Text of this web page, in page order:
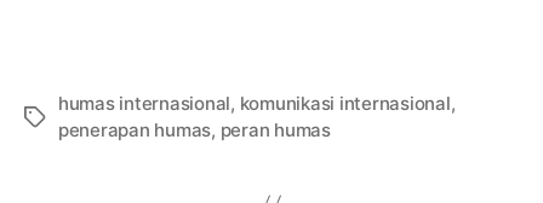
Tags
humas internasional, komunikasi internasional,
penerapan humas, peran humas